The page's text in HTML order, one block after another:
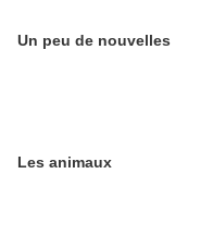
Un peu de nouvelles
Les animaux